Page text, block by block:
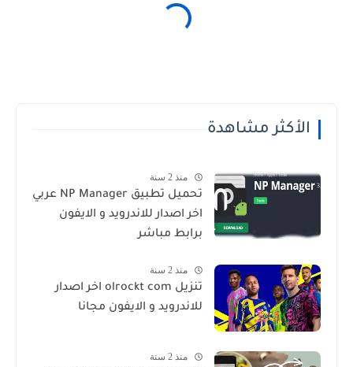
الأكثر مشاهدة
منذ 2 سنة
تحميل تطبيق NP Manager عربي
اخر اصدار للاندرويد و الايفون
برابط مباشر
منذ 2 سنة
تنزيل olrockt com اخر اصدار
للاندرويد و الايفون مجانا
منذ 2 سنة